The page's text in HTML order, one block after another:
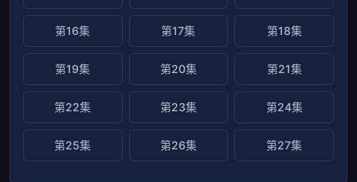
第16集 第17集 第18集
第19集 第20集 第21集
第22集 第23集 第24集
第25集 第26集 第27集